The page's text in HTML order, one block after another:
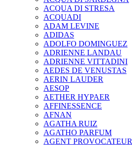
ACQUA DI STRESA
ACQUADI
ADAM LEVINE
ADIDAS
ADOLFO DOMINGUEZ
ADRIENNE LANDAU
ADRIENNE VITTADINI
AEDES DE VENUSTAS
AERIN LAUDER
AESOP
AETHER HYPAER
AFFINESSENCE
AFNAN
AGATHA RUIZ
AGATHO PARFUM
AGENT PROVOCATEUR